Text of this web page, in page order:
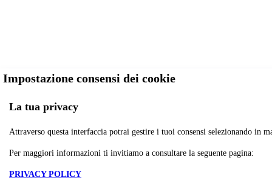
Impostazione consensi dei cookie
La tua privacy
Attraverso questa interfaccia potrai gestire i tuoi consensi selezionando in
Per maggiori informazioni ti invitiamo a consultare la seguente pagina:
PRIVACY POLICY